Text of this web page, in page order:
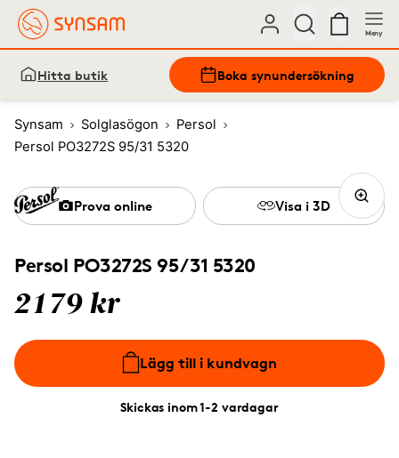
Meny
Hitta butik Boka synundersökning
Synsam Solglasögon
Persol
Persol PO3272S 95/31 5320
Persol PO3272S 95/31 5320
2179 kr
Lägg till i kundvagn
Skickas inom 1-2 vardagar
Prova online Visa i 3D